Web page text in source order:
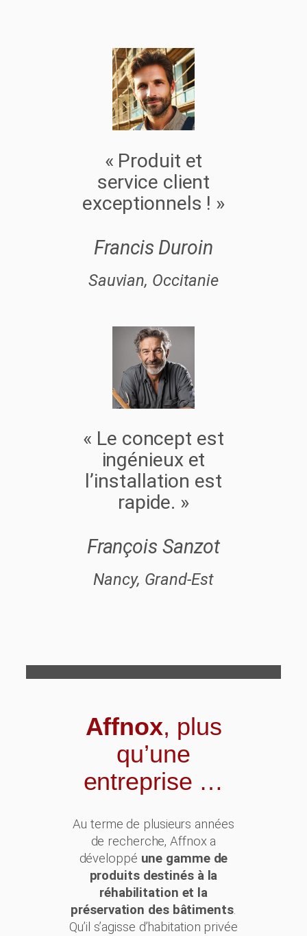
« Produit et
service client
exceptionnels ! »
Francis Duroin
Sauvian, Occitanie
« Le concept est
ingénieux et
l’installation est
rapide. »
François Sanzot
Nancy, Grand-Est
Affnox, plus
qu’une
entreprise …
Au terme de plusieurs années
de recherche, Affnox a
développé une gamme de
produits destinés à la
réhabilitation et la
préservation des bâtiments.
Qu’il s’agisse d’habitation privée